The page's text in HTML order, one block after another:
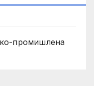
промишлена